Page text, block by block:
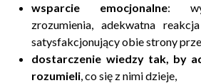
wsparcie emocjonalne:
zrozumienia, adekwatna
satysfakcjonujący obie strony
dostarczenie wiedzy tak, by
rozumieli, co się z nimi dzieje,